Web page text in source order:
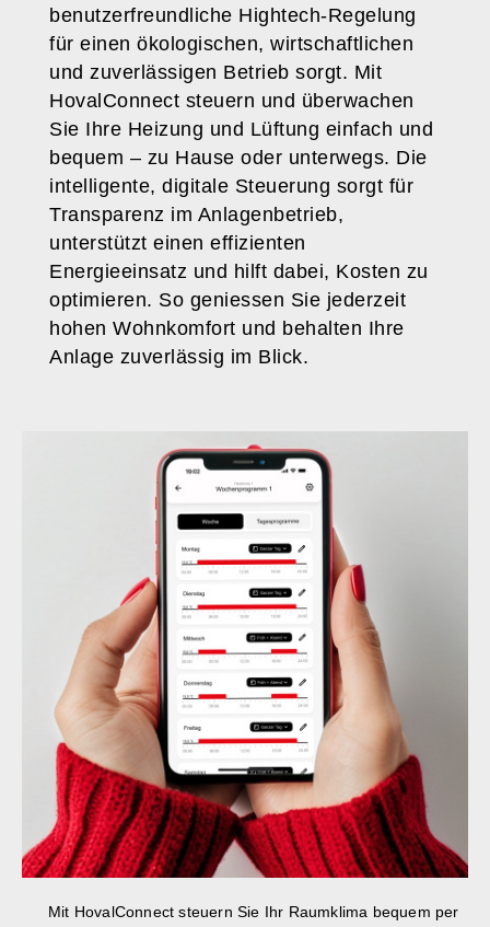
benutzerfreundliche Hightech-Regelung
für einen ökologischen, wirtschaftlichen
und zuverlässigen Betrieb sorgt. Mit
HovalConnect steuern und überwachen
Sie Ihre Heizung und Lüftung einfach und
bequem – zu Hause oder unterwegs. Die
intelligente, digitale Steuerung sorgt für
Transparenz im Anlagenbetrieb,
unterstützt einen effizienten
Energieeinsatz und hilft dabei, Kosten zu
optimieren. So geniessen Sie jederzeit
hohen Wohnkomfort und behalten Ihre
Anlage zuverlässig im Blick.
Mit HovalConnect steuern Sie Ihr Raumklima bequem per